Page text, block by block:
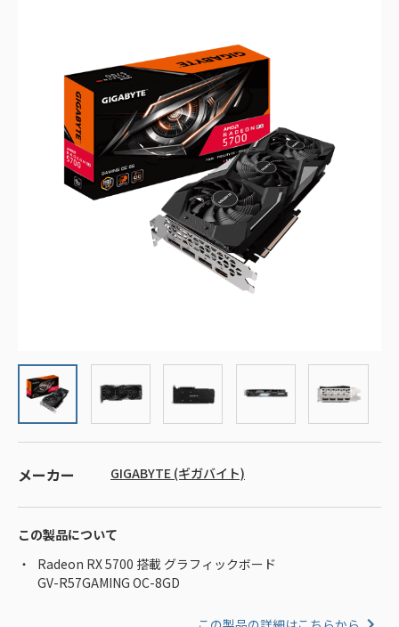
メーカー GIGABYTE (ギガバイト)
この製品について
Radeon RX 5700 搭載 グラフィックボード
GV-R57GAMING OC-8GD